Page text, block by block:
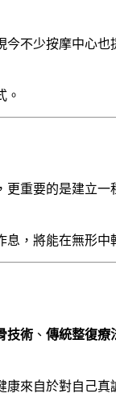
不少按摩中心
。
重要的是建立
，將能在無形中
技術 、 傳統整復療
來自於對自己真